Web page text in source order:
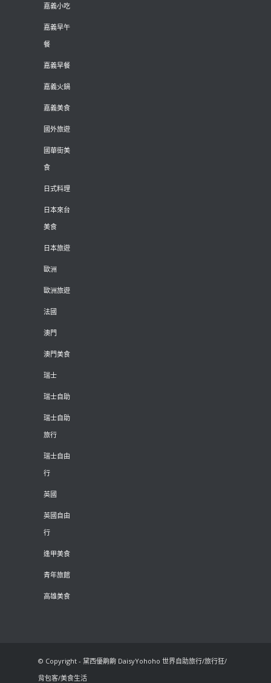
嘉義小吃
嘉義早午
餐
嘉義早餐
嘉義火鍋
嘉義美食
國外旅遊
國華街美
食
日式料理
日本來台
美食
日本旅遊
歐洲
歐洲旅遊
法國
澳門
澳門美食
瑞士
瑞士自助
瑞士自助
旅行
瑞士自由
行
英國
英國自由
行
逢甲美食
青年旅館
高雄美食
© Copyright - 黛西優齁齁 DaisyYohoho 世界自助旅行/旅行狂/
背包客/美食生活